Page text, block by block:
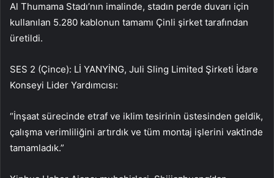
Al Thumama Stadı’nın imalinde, stadın perde duvarı için
kullanılan 5.280 kablonun tamamı Çinli şirket tarafından
üretildi.
SES 2 (Çince): Lİ YANYİNG, Juli Sling Limited Şirketi İdare
Konseyi Lider Yardımcısı:
“İnşaat sürecinde etraf ve iklim tesirinin üstesinden geldik,
çalışma verimliliğini artırdık ve tüm montaj işlerini vaktinde
tamamladık.”